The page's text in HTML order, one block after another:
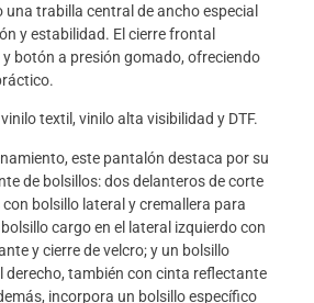
trabilla central de ancho especial
y estabilidad. El cierre frontal
botón a presión gomado, ofreciendo
textil, vinilo alta visibilidad y DTF.
este pantalón destaca por su
de bolsillos: dos delanteros de corte
bolsillo lateral y cremallera para
cargo en el lateral izquierdo con
y cierre de velcro; y un bolsillo
derecho, también con cinta reflectante
incorpora un bolsillo específico